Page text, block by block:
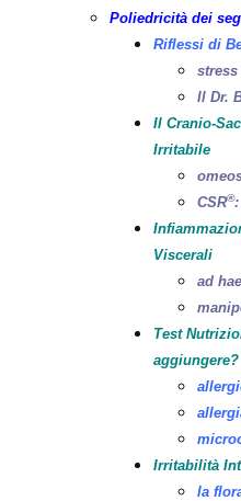
Poliedricità dei
Riflessi di
stress
Il Dr.
Il Cranio-
Irritabile
CSR®:
Viscerali
ad
Test
aggiungere?
Irritabilità
la